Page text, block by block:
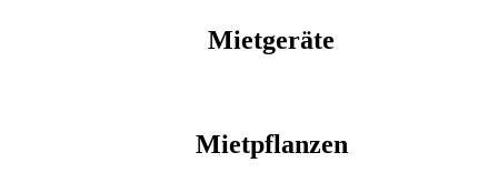
Mietgeräte
Mietpflanzen